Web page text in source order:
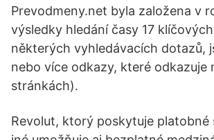
Prevodmeny.net byla založena v
výsledky hledání časy 17
některých vyhledávacích dotazů,
nebo více odkazy, které odkazuje
stránkách).
Revolut, ktorý poskytuje platobné